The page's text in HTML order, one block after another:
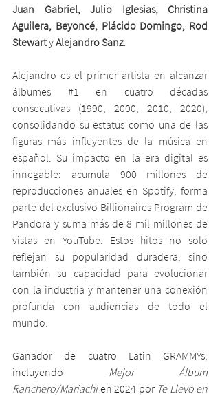
Juan Gabriel, Julio Iglesias, Christina
Aguilera, Beyoncé, Plácido Domingo, Rod
Stewart y Alejandro Sanz.
Alejandro es el primer artista en alcanzar
álbumes #1
en cuatro décadas
consecutivas (1990, 2000, 2010, 2020),
consolidando su estatus como una de las
figuras más influyentes de la música en
español. Su impacto en la era digital es
innegable: acumula 900 millones de
reproducciones anuales en Spotify, forma
parte del exclusivo Billionaires Program de
Pandora y suma más de 8 mil millones de
vistas en YouTube. Estos hitos no solo
reflejan su popularidad duradera, sino
también su capacidad para evolucionar
con la industria y mantener una conexión
profunda con audiencias de todo el
mundo.
Ganador de cuatro Latin GRAMMYs,
incluyendo
Mejor Álbum
Ranchero/Mariachi en 2024 por Te Llevo en